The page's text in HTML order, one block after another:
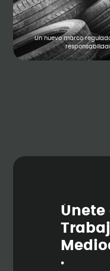
Un nuevo marco
Únete
Traba
Medio
.